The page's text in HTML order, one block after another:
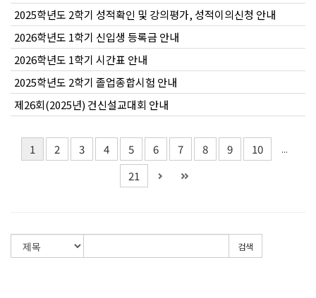
2025학년도 2학기 성적확인 및 강의평가, 성적이의신청 안내
2026학년도 1학기 신입생 등록금 안내
2026학년도 1학기 시간표 안내
2025학년도 2학기 졸업종합시험 안내
제26회(2025년) 건신설교대회 안내
1 2 3 4 5 6 7 8 9 10 ...
21
검색